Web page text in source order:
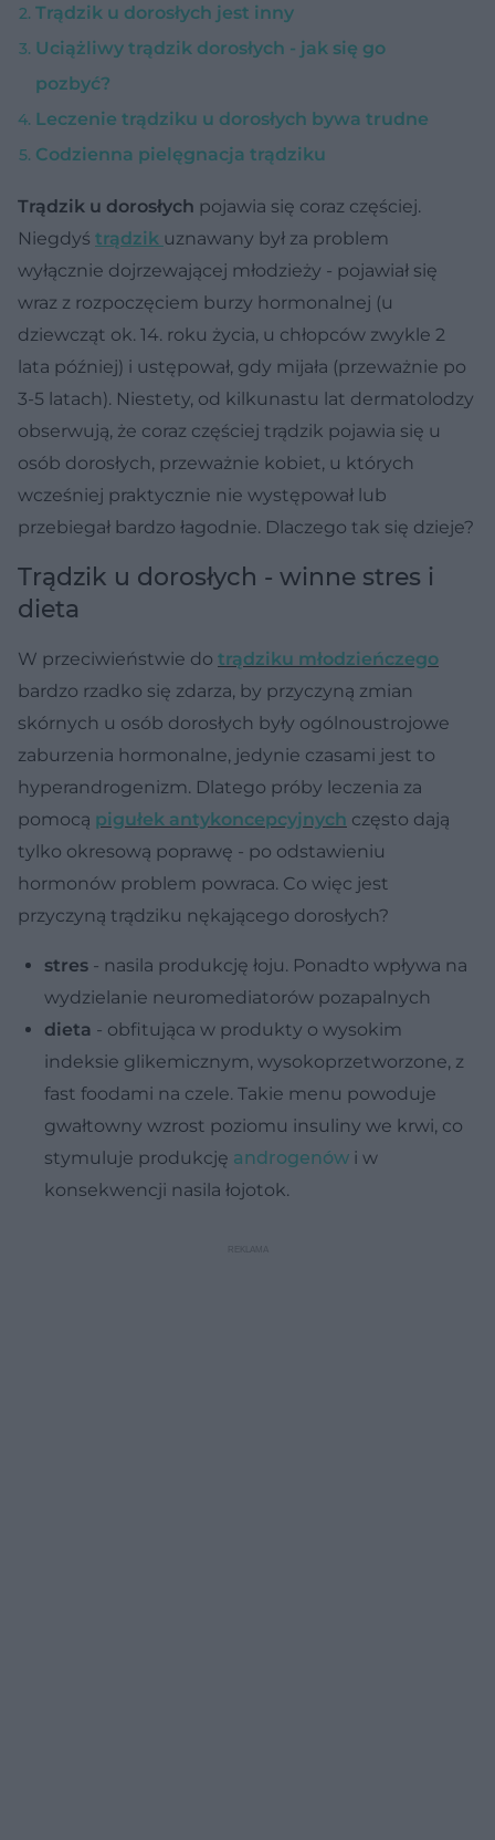
Trądzik u dorosłych jest inny
Uciążliwy trądzik dorosłych - jak się go
pozbyć?
Leczenie trądziku u dorosłych bywa trudne
Codzienna pielęgnacja trądziku
Trądzik u dorosłych pojawia się coraz częściej.
Niegdyś trądzik uznawany był za problem
wyłącznie dojrzewającej młodzieży - pojawiał się
wraz z rozpoczęciem burzy hormonalnej (u
dziewcząt ok. 14. roku życia, u chłopców zwykle 2
lata później) i ustępował, gdy mijała (przeważnie po
3-5 latach). Niestety, od kilkunastu lat dermatolodzy
obserwują, że coraz częściej trądzik pojawia się u
osób dorosłych, przeważnie kobiet, u których
wcześniej praktycznie nie występował lub
przebiegał bardzo łagodnie. Dlaczego tak się dzieje?
Trądzik u dorosłych - winne stres i
dieta
W przeciwieństwie do trądziku młodzieńczego
bardzo rzadko się zdarza, by przyczyną zmian
skórnych u osób dorosłych były ogólnoustrojowe
zaburzenia hormonalne, jedynie czasami jest to
hyperandrogenizm. Dlatego próby leczenia za
pomocą pigułek antykoncepcyjnych często dają
tylko okresową poprawę - po odstawieniu
hormonów problem powraca. Co więc jest
przyczyną trądziku nękającego dorosłych?
stres - nasila produkcję łoju. Ponadto wpływa na
wydzielanie neuromediatorów pozapalnych
dieta - obfitująca w produkty o wysokim
indeksie glikemicznym, wysokoprzetworzone, z
fast foodami na czele. Takie menu powoduje
gwałtowny wzrost poziomu insuliny we krwi, co
stymuluje produkcję androgenów i w
konsekwencji nasila łojotok.